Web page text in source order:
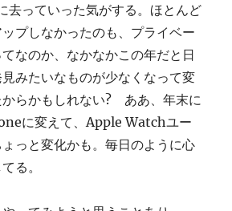
去っていった気がする。ほとんど
プしなかったのも、プライベー
てなのか、なかなかこの年だと日
みたいなものが少なくなって変
からかもしれない? ああ、年末に
に変えて、Apple Watchユー
っと変化かも。毎日のように心
る。